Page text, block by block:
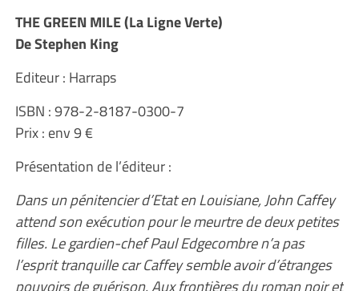
THE GREEN MILE (La Ligne Verte)
De Stephen King
Editeur : Harraps
ISBN : 978-2-8187-0300-7
Prix : env 9 €
Présentation de l’éditeur :
Dans un pénitencier d’Etat en Louisiane, John Caffey
attend son exécution pour le meurtre de deux petites
filles. Le gardien-chef Paul Edgecombre n’a pas
l’esprit tranquille car Caffey semble avoir d’étranges
pouvoirs de guérison. Aux frontières du roman noir et